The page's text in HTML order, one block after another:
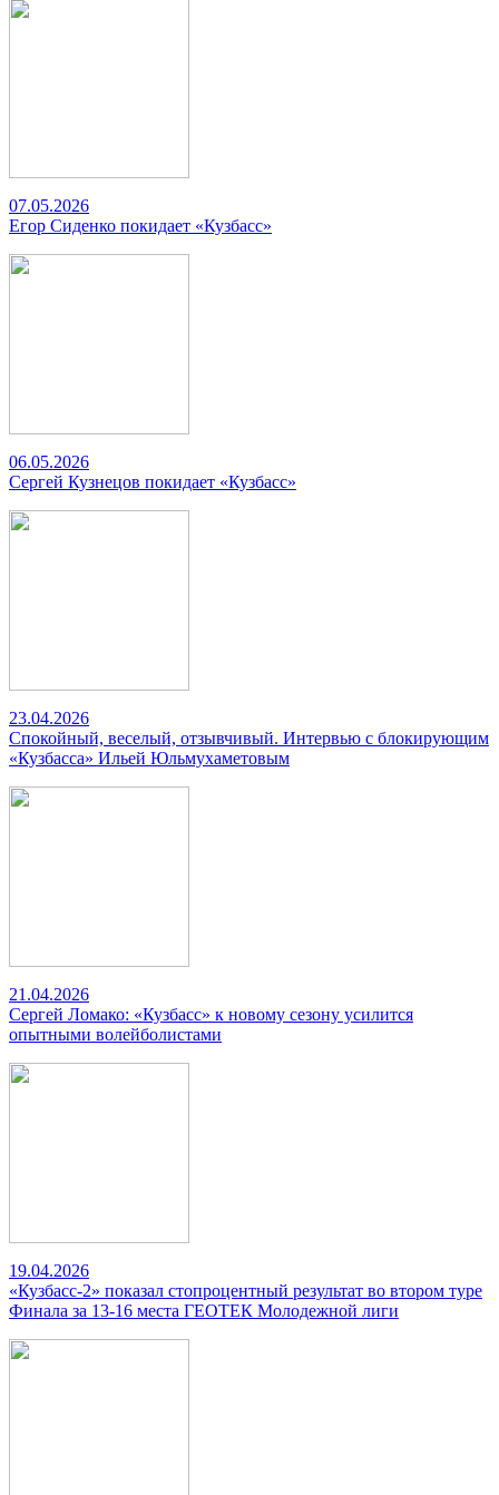
07.05.2026
Егор Сиденко покидает «Кузбасс»
06.05.2026
Сергей Кузнецов покидает «Кузбасс»
23.04.2026
Спокойный, веселый, отзывчивый. Интервью с блокирующим
«Кузбасса» Ильей Юльмухаметовым
21.04.2026
Сергей Ломако: «Кузбасс» к новому сезону усилится
опытными волейболистами
19.04.2026
«Кузбасс-2» показал стопроцентный результат во втором туре
Финала за 13-16 места ГЕОТЕК Молодежной лиги